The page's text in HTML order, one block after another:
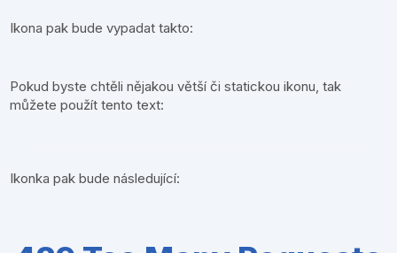
Ikona pak bude vypadat takto:
Pokud byste chtěli nějakou větší či statickou ikonu, tak
můžete použít tento text:
Ikonka pak bude následující: